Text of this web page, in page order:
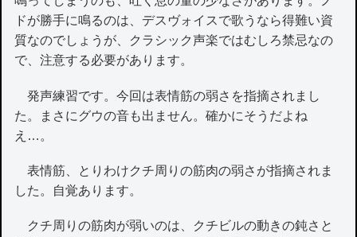
ドが勝手に鳴るのは、デスヴォイスで歌うなら得難い資
質なのでしょうが、クラシック声楽ではむしろ禁忌なの
で、注意する必要があります。
発声練習です。今回は表情筋の弱さを指摘されまし
た。まさにグウの音も出ません。確かにそうだよね
え…。
表情筋、とりわけクチ周りの筋肉の弱さが指摘されま
した。自覚あります。
クチ周りの筋肉が弱いのは、クチビルの動きの鈍さと